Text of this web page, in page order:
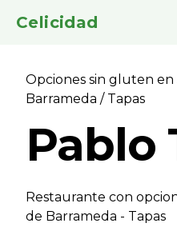
Celicidad
Opciones sin gluten en
Barrameda / Tapas
Pablo
Restaurante con
de Barrameda - Tapas